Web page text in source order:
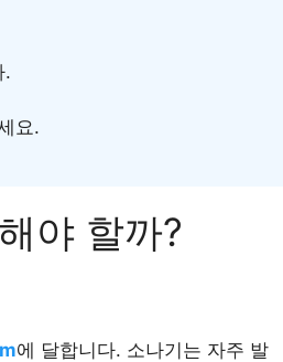
.
요.
야 할까?
에 달합니다. 소나기는 자주 발